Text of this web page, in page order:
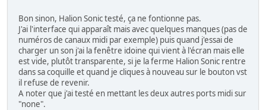
Bon sinon, Halion Sonic testé, ça ne fontionne pas.
J'ai l'interface qui apparaît mais avec quelques manques (pas de
numéros de canaux midi par exemple) puis quand j'essai de
charger un son j'ai la fenêtre idoine qui vient à l'écran mais elle
est vide, plutôt transparente, si je la ferme Halion Sonic rentre
dans sa coquille et quand je cliques à nouveau sur le bouton vst
il refuse de revenir.
A noter que j'ai testé en mettant les deux autres ports midi sur
"none".